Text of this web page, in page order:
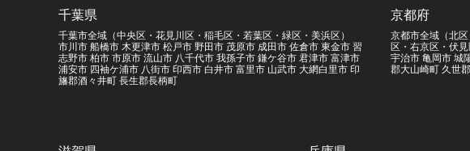
千葉県
千葉市全域（中央区・花見川区・稲毛区・若葉区・緑区・美浜区）
市川市 船橋市 木更津市 松戸市 野田市 茂原市 成田市 佐倉市 東金市 習
志野市 柏市 市原市 流山市 八千代市 我孫子市 鎌ケ谷市 君津市 富津市
浦安市 四袖ケ浦市 八街市 印西市 白井市 富里市 山武市 大網白里市 印
旛郡酒々井町 長生郡長柄町
京都府
京都市全域（北
区・右京区・伏見
宇治市 亀岡市 城
郡大山崎町 久世